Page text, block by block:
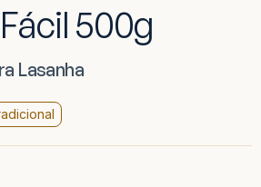
500g
Lasanha